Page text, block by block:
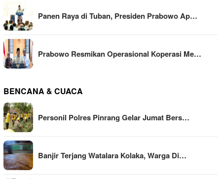
Panen Raya di Tuban, Presiden Prabowo Ap…
Prabowo Resmikan Operasional Koperasi Me…
BENCANA & CUACA
Personil Polres Pinrang Gelar Jumat Bers…
Banjir Terjang Watalara Kolaka, Warga Di…